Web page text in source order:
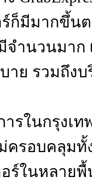
ร์ก็มีมากขึ้น
จำนวนมาก
าย รวมถึง
รในกรุงเ
ครอบคลุมทั้
อร์ในหลาย